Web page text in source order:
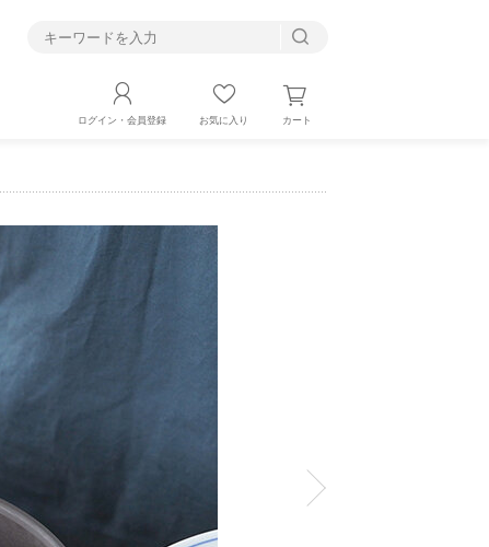
ログイン・会員登録 お気に入り カート